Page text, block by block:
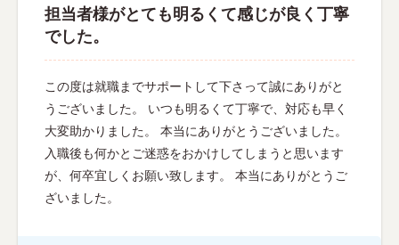
担当者様がとても明るくて感じが良く丁寧
でした。
この度は就職までサポートして下さって誠にありがと
うございました。 いつも明るくて丁寧で、対応も早く
大変助かりました。 本当にありがとうございました。
入職後も何かとご迷惑をおかけしてしまうと思います
が、何卒宜しくお願い致します。 本当にありがとうご
ざいました。